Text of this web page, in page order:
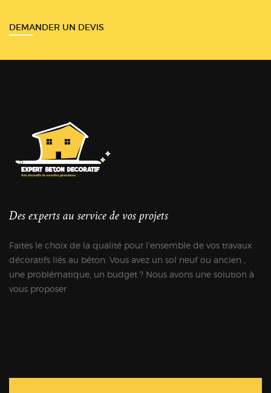
DEMANDER UN DEVIS
Des experts au service de vos projets
Faites le choix de la qualité pour l'ensemble de vos travaux
décoratifs liés au béton. Vous avez un sol neuf ou ancien ,
une problématique, un budget ? Nous avons une solution à
vous proposer